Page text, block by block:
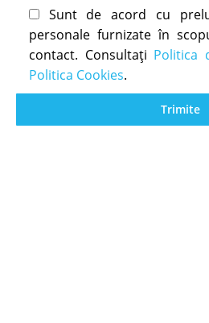
Sunt de acord cu
personale furnizate în
contact. Consultați Politica
Politica Cookies.